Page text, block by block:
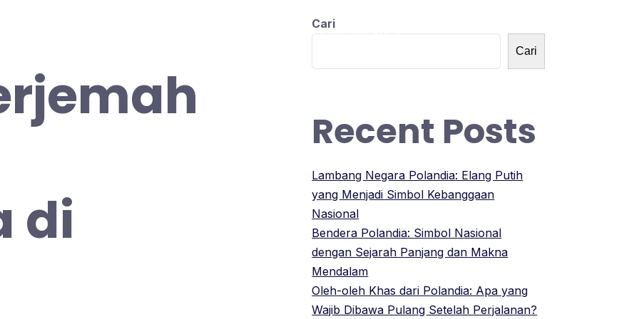
INFO POLANDNESIA
di
Cari
Cari
Recent Posts
Lambang Negara Polandia: Elang Putih
yang Menjadi Simbol Kebanggaan
Nasional
Bendera Polandia: Simbol Nasional
dengan Sejarah Panjang dan Makna
Mendalam
Oleh-oleh Khas dari Polandia: Apa yang
Wajib Dibawa Pulang Setelah Perjalanan?